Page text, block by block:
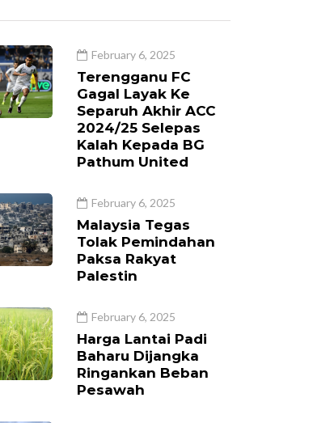
February 6, 2025
Terengganu FC
Gagal Layak Ke
Separuh Akhir ACC
2024/25 Selepas
Kalah Kepada BG
Pathum United
February 6, 2025
Malaysia Tegas
Tolak Pemindahan
Paksa Rakyat
Palestin
February 6, 2025
Harga Lantai Padi
Baharu Dijangka
Ringankan Beban
Pesawah